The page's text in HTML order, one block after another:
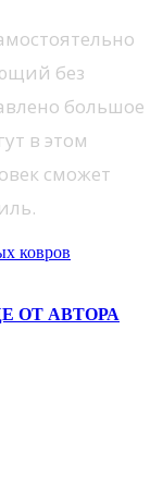
без
большое
в этом
сможет
ковров
ОТ АВТОРА